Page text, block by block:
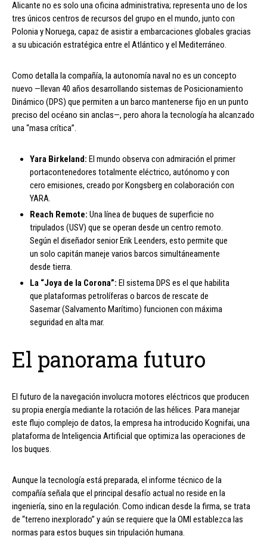
Alicante no es solo una oficina administrativa; representa uno de los
tres únicos centros de recursos del grupo en el mundo, junto con
Polonia y Noruega, capaz de asistir a embarcaciones globales gracias
a su ubicación estratégica entre el Atlántico y el Mediterráneo.
Como detalla la compañía, la autonomía naval no es un concepto
nuevo —llevan 40 años desarrollando sistemas de Posicionamiento
Dinámico (DPS) que permiten a un barco mantenerse fijo en un punto
preciso del océano sin anclas—, pero ahora la tecnología ha alcanzado
una “masa crítica”.
Yara Birkeland: El mundo observa con admiración el primer
portacontenedores totalmente eléctrico, autónomo y con
cero emisiones, creado por Kongsberg en colaboración con
YARA.
Reach Remote: Una línea de buques de superficie no
tripulados (USV) que se operan desde un centro remoto.
Según el diseñador senior Erik Leenders, esto permite que
un solo capitán maneje varios barcos simultáneamente
desde tierra.
La “Joya de la Corona”: El sistema DPS es el que habilita
que plataformas petrolíferas o barcos de rescate de
Sasemar (Salvamento Marítimo) funcionen con máxima
seguridad en alta mar.
El panorama futuro
El futuro de la navegación involucra motores eléctricos que producen
su propia energía mediante la rotación de las hélices. Para manejar
este flujo complejo de datos, la empresa ha introducido Kognifai, una
plataforma de Inteligencia Artificial que optimiza las operaciones de
los buques.
Aunque la tecnología está preparada, el informe técnico de la
compañía señala que el principal desafío actual no reside en la
ingeniería, sino en la regulación. Como indican desde la firma, se trata
de “terreno inexplorado” y aún se requiere que la OMI establezca las
normas para estos buques sin tripulación humana.